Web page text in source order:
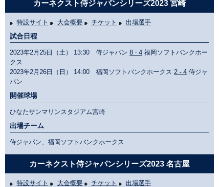
カーネクスト侍ジャパンシリーズ2023 宮崎
特設サイト 大会概要 チケット 出場選手
試合日程
2023年2月25日（土） 13:30 侍ジャパン 8 - 4 福岡ソフトバンクホー
クス
2023年2月26日（日） 14:00 福岡ソフトバンクホークス 2 - 4 侍ジャ
パン
開催球場
ひなたサンマリンスタジアム宮崎
出場チーム
侍ジャパン、福岡ソフトバンクホークス
カーネクスト侍ジャパンシリーズ2023 名古屋
特設サイト 大会概要 チケット 出場選手